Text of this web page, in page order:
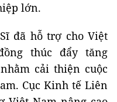
lớn.
đã hỗ trợ cho Việt
thúc đẩy tăng
cải thiện cuộc
Cục Kinh tế Liên